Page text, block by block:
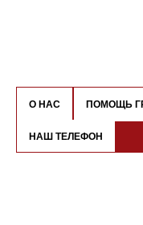
О НАС ПОМОЩЬ
НАШ ТЕЛЕФОН